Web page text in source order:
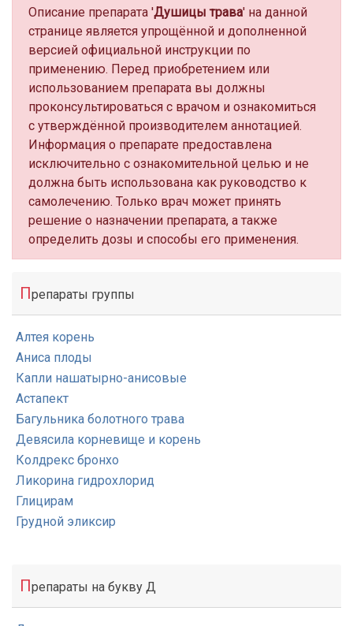
Описание препарата 'Душицы трава' на данной
странице является упрощённой и дополненной
версией официальной инструкции по
применению. Перед приобретением или
использованием препарата вы должны
проконсультироваться с врачом и ознакомиться
с утверждённой производителем аннотацией.
Информация о препарате предоставлена
исключительно с ознакомительной целью и не
должна быть использована как руководство к
самолечению. Только врач может принять
решение о назначении препарата, а также
определить дозы и способы его применения.
Препараты группы
Алтея корень
Аниса плоды
Капли нашатырно-анисовые
Астапект
Багульника болотного трава
Девясила корневище и корень
Колдрекс бронхо
Ликорина гидрохлорид
Глицирам
Грудной эликсир
Препараты на букву Д